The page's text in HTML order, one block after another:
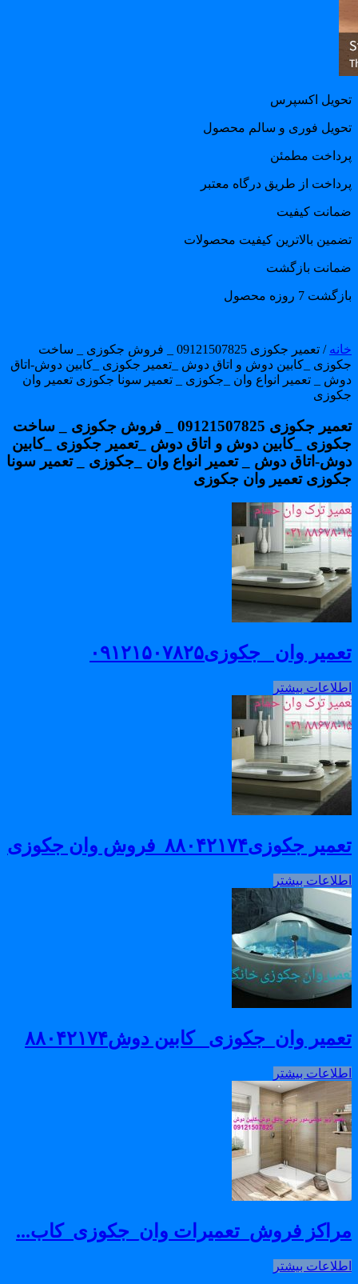
اکسپرس
فوری و سالم محصول
مطمئن
از طریق درگاه معتبر
کیفیت
بالاترین کیفیت محصولات
بازگشت
7 روزه محصول
/ تعمیر جکوزی 09121507825 _ فروش جکوزی _ ساخت
_کابین دوش و اتاق دوش _تعمیر جکوزی _کابین دوش-اتاق
_ تعمیر انواع وان _جکوزی _ تعمیر سونا جکوزی تعمیر وان
تعمیر جکوزی 09121507825 _ فروش جکوزی _ ساخت
_کابین دوش و اتاق دوش _تعمیر جکوزی _کابین
اتاق دوش _ تعمیر انواع وان _جکوزی _ تعمیر سونا
تعمیر وان جکوزی
وان _جکوزی۰۹۱۲۱۵۰۷۸۲۵
بیشتر
جکوزی۸۸۰۴۲۱۷۴_فروش وان جکوزی
بیشتر
وان_جکوزی_ کابین دوش۸۸۰۴۲۱۷۴
بیشتر
فروش_تعمیرات وان_جکوزی_کاب...
بیشتر